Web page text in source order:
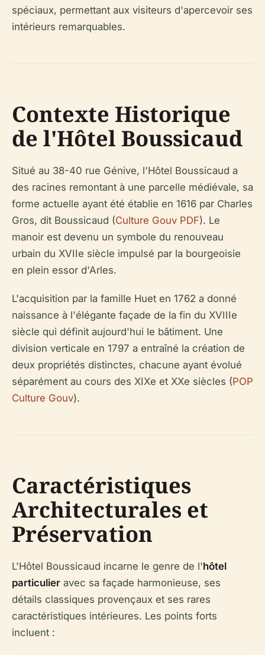
spéciaux, permettant aux visiteurs d'apercevoir ses
intérieurs remarquables.
Contexte Historique
de l'Hôtel Boussicaud
Situé au 38-40 rue Génive, l'Hôtel Boussicaud a
des racines remontant à une parcelle médiévale, sa
forme actuelle ayant été établie en 1616 par Charles
Gros, dit Boussicaud (Culture Gouv PDF). Le
manoir est devenu un symbole du renouveau
urbain du XVIIe siècle impulsé par la bourgeoisie
en plein essor d'Arles.
L'acquisition par la famille Huet en 1762 a donné
naissance à l'élégante façade de la fin du XVIIIe
siècle qui définit aujourd'hui le bâtiment. Une
division verticale en 1797 a entraîné la création de
deux propriétés distinctes, chacune ayant évolué
séparément au cours des XIXe et XXe siècles (POP
Culture Gouv).
Caractéristiques
Architecturales et
Préservation
L'Hôtel Boussicaud incarne le genre de l'hôtel
particulier avec sa façade harmonieuse, ses
détails classiques provençaux et ses rares
caractéristiques intérieures. Les points forts
incluent :